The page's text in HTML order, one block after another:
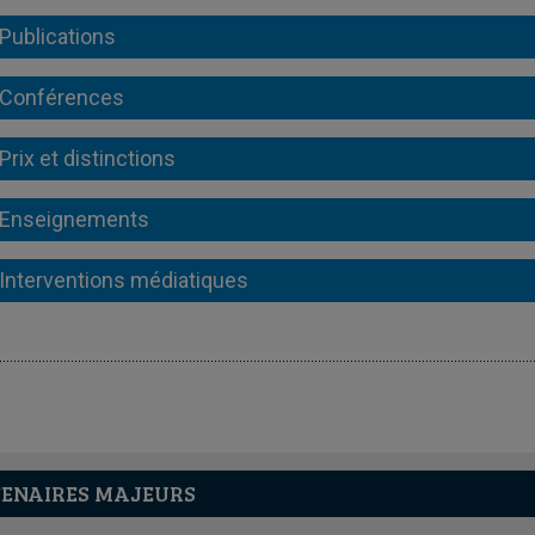
Publications
Conférences
Prix et distinctions
Enseignements
Interventions médiatiques
MAJEURS